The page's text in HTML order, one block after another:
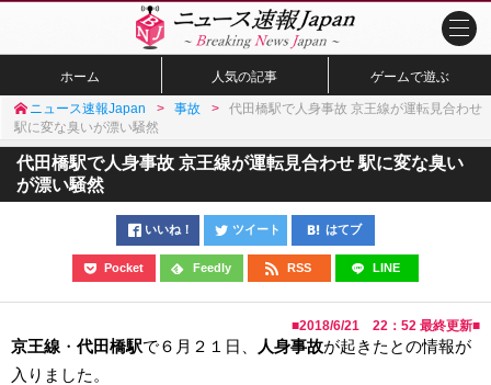
ホーム 人気の記事 ゲームで遊ぶ
ニュース速報Japan 事故
代田橋駅で人身事故 京王線が運転見合わせ
駅に変な臭いが漂い騒然
代田橋駅で人身事故 京王線が運転見合わせ 駅に変な臭い
が漂い騒然
いいね！ ツイート はてブ
Pocket Feedly RSS LINE
■2018/6/21 22：52 最終更新■
京王線 ・ 代田橋駅で６月２１日、 人身事故が起きたとの情報が
入りました。